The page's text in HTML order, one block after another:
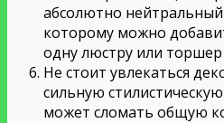
абсолютно
которому можно
одну люстру или
Не стоит увлекаться
сильную
может сломать общую